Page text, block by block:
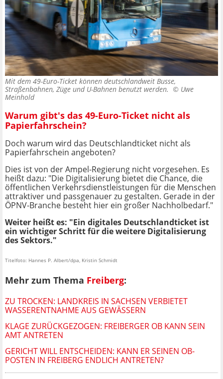
Mit dem 49-Euro-Ticket können deutschlandweit Busse,
Straßenbahnen, Züge und U-Bahnen benutzt werden. © Uwe
Meinhold
Warum gibt's das 49-Euro-Ticket nicht als
Papierfahrschein?
Doch warum wird das Deutschlandticket nicht als
Papierfahrschein angeboten?
Dies ist von der Ampel-Regierung nicht vorgesehen. Es
heißt dazu: "Die Digitalisierung bietet die Chance, die
öffentlichen Verkehrsdienstleistungen für die Menschen
attraktiver und passgenauer zu gestalten. Gerade in der
ÖPNV-Branche besteht hier ein großer Nachholbedarf."
Weiter heißt es: "Ein digitales Deutschlandticket ist
ein wichtiger Schritt für die weitere Digitalisierung
des Sektors."
Titelfoto: Hannes P. Albert/dpa, Kristin Schmidt
Mehr zum Thema Freiberg:
ZU TROCKEN: LANDKREIS IN SACHSEN VERBIETET
WASSERENTNAHME AUS GEWÄSSERN
KLAGE ZURÜCKGEZOGEN: FREIBERGER OB KANN SEIN
AMT ANTRETEN
GERICHT WILL ENTSCHEIDEN: KANN ER SEINEN OB-
POSTEN IN FREIBERG ENDLICH ANTRETEN?